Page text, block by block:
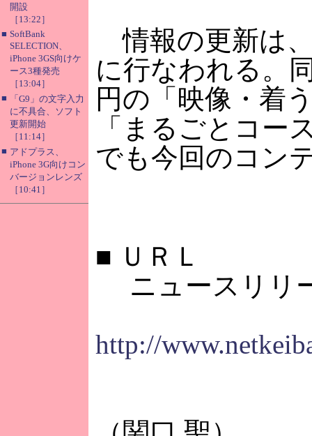
開設
［13:22］
■ SoftBank
SELECTION、
iPhone 3GS向けケ
ース3種発売
［13:04］
■
「G9」の文字入力
に不具合、ソフト
更新開始
［11:14］
■ アドプラス、
iPhone 3G向けコン
バージョンレンズ
［10:41］
情報の更新は
に行なわれる。
円の「映像・着
「まるごとコー
でも今回のコン
■ ＵＲＬ
ニュースリリ
http://